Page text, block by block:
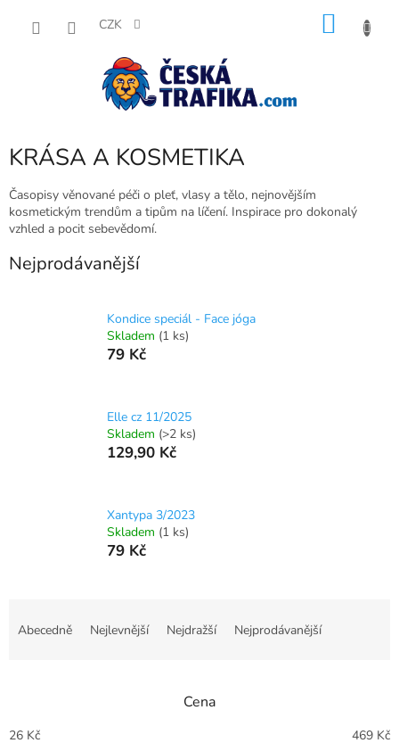
CZK
KRÁSA A KOSMETIKA
Časopisy věnované péči o pleť, vlasy a tělo, nejnovějším
kosmetickým trendům a tipům na líčení. Inspirace pro dokonalý
vzhled a pocit sebevědomí.
Nejprodávanější
Kondice speciál - Face jóga
Skladem (1 ks)
79 Kč
Elle cz 11/2025
Skladem (>2 ks)
129,90 Kč
Xantypa 3/2023
Skladem (1 ks)
79 Kč
p
Abecedně Nejlevnější Nejdražší Nejprodávanější
Cena
26 Kč 469 Kč